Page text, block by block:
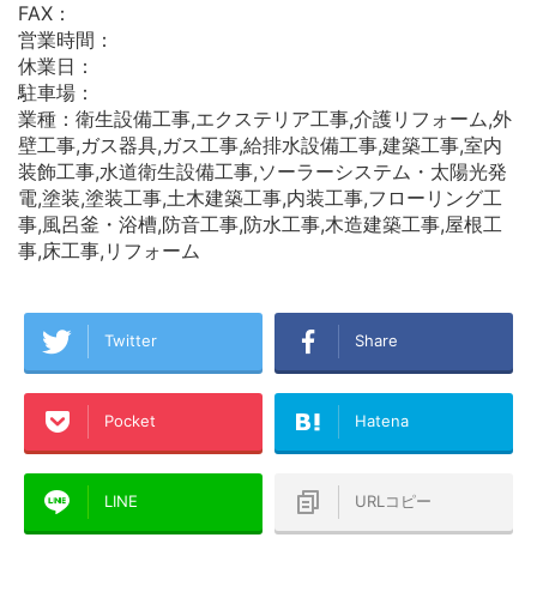
FAX：
営業時間：
休業日：
駐車場：
業種：衛生設備工事,エクステリア工事,介護リフォーム,外
壁工事,ガス器具,ガス工事,給排水設備工事,建築工事,室内
装飾工事,水道衛生設備工事,ソーラーシステム・太陽光発
電,塗装,塗装工事,土木建築工事,内装工事,フローリング工
事,風呂釜・浴槽,防音工事,防水工事,木造建築工事,屋根工
事,床工事,リフォーム
Twitter Share
Pocket Hatena
LINE URLコピー